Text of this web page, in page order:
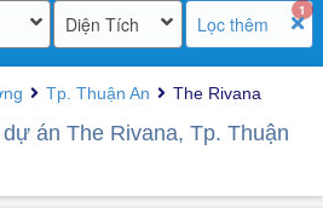
Diện Tích
1
Lọc thêm
Tp. Thuận An The Rivana
án The Rivana, Tp. Thuận